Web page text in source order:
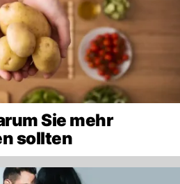
Sie mehr
sollten